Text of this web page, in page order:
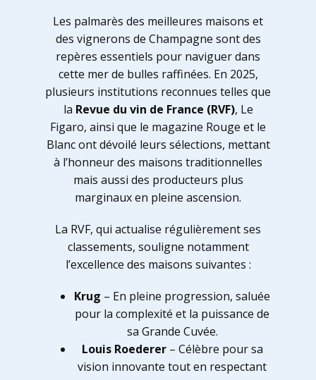
Les palmarès des meilleures maisons et
des vignerons de Champagne sont des
repères essentiels pour naviguer dans
cette mer de bulles raffinées. En 2025,
plusieurs institutions reconnues telles que
la Revue du vin de France (RVF), Le
Figaro, ainsi que le magazine Rouge et le
Blanc ont dévoilé leurs sélections, mettant
à l’honneur des maisons traditionnelles
mais aussi des producteurs plus
marginaux en pleine ascension.
La RVF, qui actualise régulièrement ses
classements, souligne notamment
l’excellence des maisons suivantes :
Krug – En pleine progression, saluée
pour la complexité et la puissance de
sa Grande Cuvée.
Louis Roederer– Célèbre pour sa
vision innovante tout en respectant